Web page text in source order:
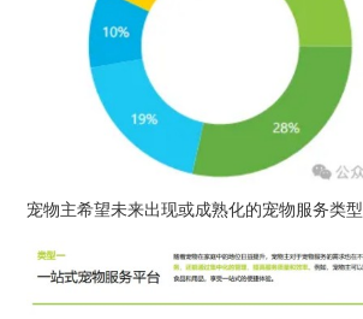
宠物主希望未来出现或成熟化的宠物服务类型